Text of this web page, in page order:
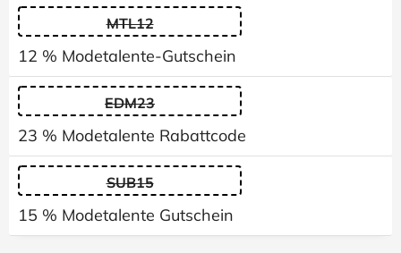
MTL12
12 % Modetalente-Gutschein
EDM23
23 % Modetalente Rabattcode
SUB15
15 % Modetalente Gutschein